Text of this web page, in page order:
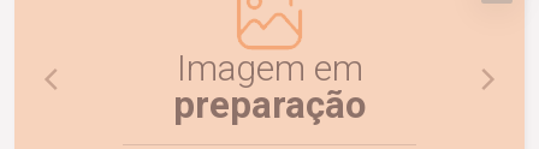
Imagem em
preparação